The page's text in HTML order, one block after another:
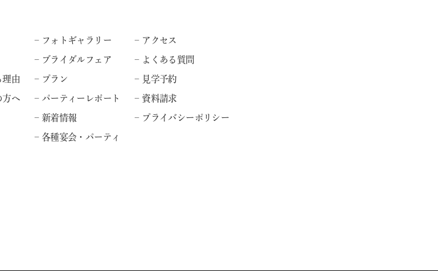
理由
方へ
– フォトギャラリー
– ブライダルフェア
– プラン
– パーティーレポート
– 新着情報
– 各種宴会・パーティ
– アクセス
– よくある質問
– 見学予約
– 資料請求
– プライバシーポリシー